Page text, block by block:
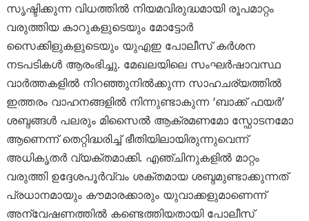
സൃഷ്ടിക്കുന്ന വിധത്തിൽ നിയമവിരുദ്ധമായി രൂപമാറ്റം
വരുത്തിയ കാറുകളുടെയും മോട്ടോർ
സൈക്കിളുകളുടെയും യുഎഇ പോലീസ് കർശന
നടപടികൾ ആരംഭിച്ചു. മേഖലയിലെ സംഘർഷാവസ്ഥ
വാർത്തകളിൽ നിറഞ്ഞുനിൽക്കുന്ന സാഹചര്യത്തിൽ
ഇത്തരം വാഹനങ്ങളിൽ നിന്നുണ്ടാകുന്ന ‘ബാക്ക് ഫയർ’
ശബ്ദങ്ങൾ പലരും മിസൈൽ ആക്രമണമോ സ്ഫോടനമോ
ആണെന്ന് തെറ്റിദ്ധരിച്ച് ഭീതിയിലായിരുന്നുവെന്ന്
അധികൃതർ വ്യക്തമാക്കി. എഞ്ചിനുകളിൽ മാറ്റം
വരുത്തി ഉദ്ദേശപൂർവ്വം ശക്തമായ ശബ്ദമുണ്ടാക്കുന്നത്
പ്രധാനമായും കൗമാരക്കാരും യുവാക്കളുമാണെന്ന്
അന്വേഷണത്തിൽ കണ്ടെത്തിയതായി പോലീസ്